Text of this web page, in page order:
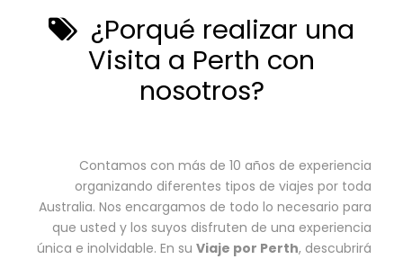
¿Porqué realizar una
Visita a Perth con
nosotros?
Contamos con más de 10 años de experiencia
organizando diferentes tipos de viajes por toda
Australia. Nos encargamos de todo lo necesario para
que usted y los suyos disfruten de una experiencia
única e inolvidable. En su Viaje por Perth, descubrirá